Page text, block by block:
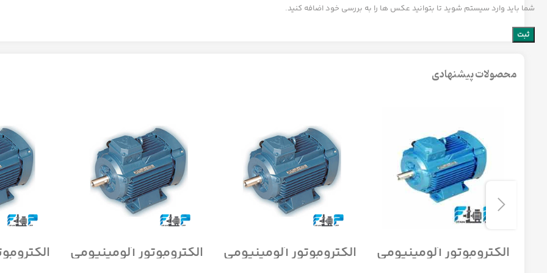
شما باید وارد سیستم شوید تا بتوانید عکس ها را به بررسی خود اضافه کنید.
محصولات پیشنهادی
الکتروموتور آلومینیومی
موتوژن تبریز سه فاز
الکتروموتور آلومینیومی
موتوژن تبریز سه فاز
الکتروموتور آلومینیومی
موتوژن تبریز سه فاز